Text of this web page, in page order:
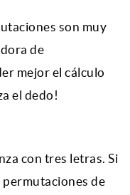
son muy
de
mejor el cálculo
el dedo!
con tres letras. Si
permutaciones de